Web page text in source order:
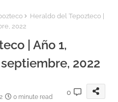
Heraldo del Tepozteco |
2022
| Año 1,
2022
0 minute read
0